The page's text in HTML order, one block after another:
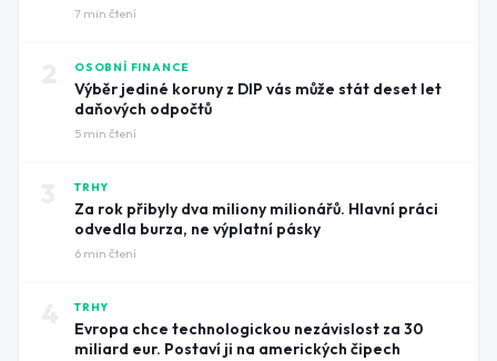
7 min čtení
OSOBNÍ FINANCE
Výběr jediné koruny z DIP vás může stát deset let
daňových odpočtů
5 min čtení
TRHY
Za rok přibyly dva miliony milionářů. Hlavní práci
odvedla burza, ne výplatní pásky
6 min čtení
TRHY
Evropa chce technologickou nezávislost za 30
miliard eur. Postaví ji na amerických čipech